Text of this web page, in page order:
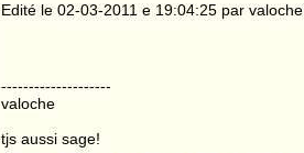
Edité le 02-03-2011 e 19:04:25 par valoche
--------------------
valoche
tjs aussi sage!